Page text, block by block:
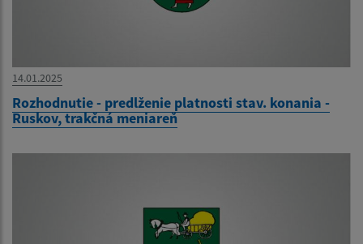
14.01.2025
Rozhodnutie - predlženie platnosti stav. konania -
Ruskov, trakčná meniareň